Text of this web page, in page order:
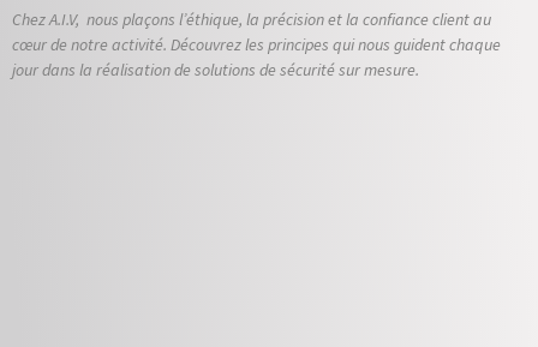
Chez A.I.V, nous plaçons l’éthique, la précision et la confiance client au
cœur de notre activité. Découvrez les principes qui nous guident chaque
jour dans la réalisation de solutions de sécurité sur mesure.